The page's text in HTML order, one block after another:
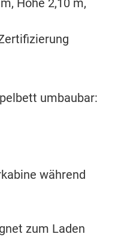
Höhe 2,10 m,
umbaubar:
während
zum Laden